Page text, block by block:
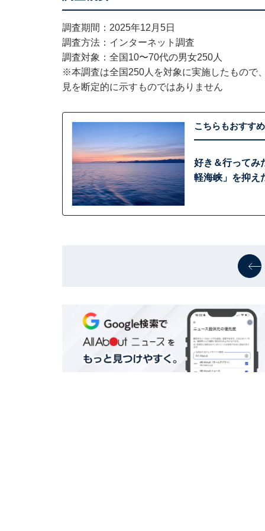
調査期間：2025年12月5日
調査方法：インターネット調査
調査対象：全国10〜70代の男女250人
※本調査は全国250人を対象に実施したもので
見を断定的に示すものではありません
こちらもおすすめ
好き＆行ってみ
軽海峡」を抑え